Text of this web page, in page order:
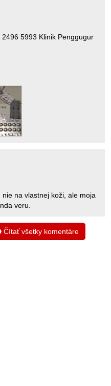
5993 Klinik Penggugur
na vlastnej koži, ale moja
veru.
Čítať všetky komentáre